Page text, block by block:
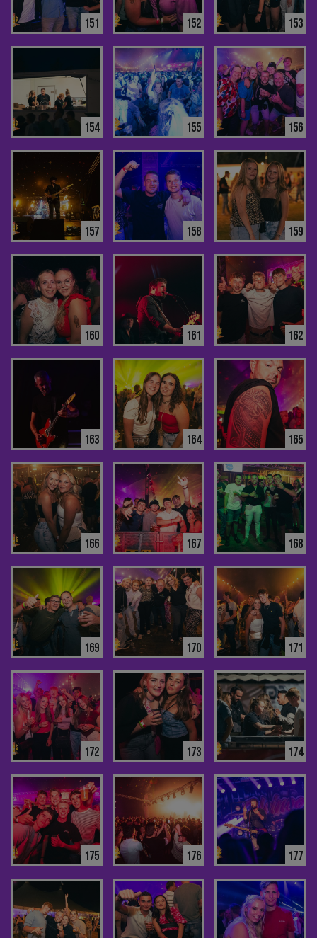
151 152 153
154 155 156
157 158 159
160 161 162
163 164 165
166 167 168
169 170 171
172 173 174
175 176 177